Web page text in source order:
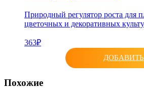
Природный регулятор роста для
цветочных и декоративных
363₽
ДОБАВИТЬ
Похожие